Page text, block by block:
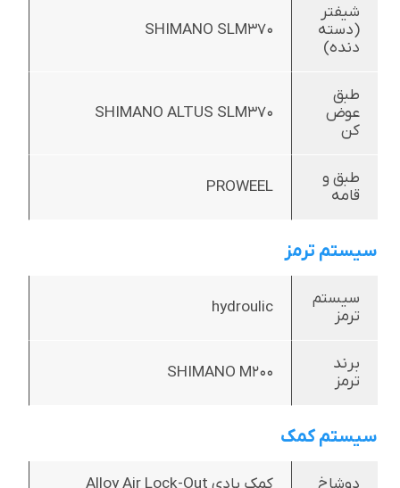
شیفتر
(دسته
دنده)
SHIMANO SLM370
طبق
عوض
کن
SHIMANO ALTUS SLM370
طبق و
قامه
PROWEEL
سیستم ترمز
سیستم
ترمز
hydroulic
برند
ترمز
SHIMANO M200
سیستم کمک
دوشاخ کمک بادی Alloy Air Lock-Out